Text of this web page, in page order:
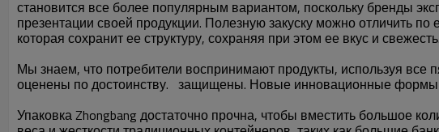
становится все более популярным вариантом, поскольку бренды
презентации своей продукции. Полезную закуску можно отличить
которая сохранит ее структуру, сохраняя при этом ее вкус и свежесть.
Мы знаем, что потребители воспринимают продукты, используя
оценены по достоинству. защищены. Новые инновационные формы
Упаковка Zhongbang достаточно прочна, чтобы вместить большое